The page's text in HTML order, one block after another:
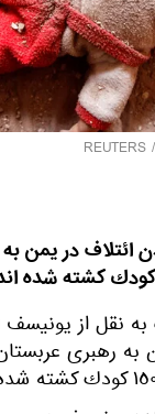
REUTERS
ائتلاف در يمن
نقل از يونيسف
به رهبرى